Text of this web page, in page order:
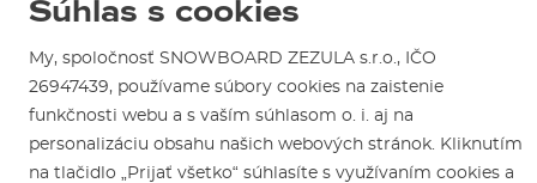
Návody na použitie a údržbu
Kontakty
Test the Best
SNOWBOARD ZEZULA Team
Ako si vybrať vybavenie
Mapa a ako k nám
Parkovanie
Požičovňa
Sme overený e-shop.
Naši spokojní zákazníci nám udelili
CertifikátOverené zákazníkmi.
Súhlas s cookies
My, spoločnosť SNOWBOARD ZEZULA s.r.o., IČO
26947439, používame súbory cookies na zaistenie
funkčnosti webu a s vaším súhlasom o. i. aj na
personalizáciu obsahu našich webových stránok. Kliknutím
na tlačidlo „Prijať všetko“ súhlasíte s využívaním cookies a